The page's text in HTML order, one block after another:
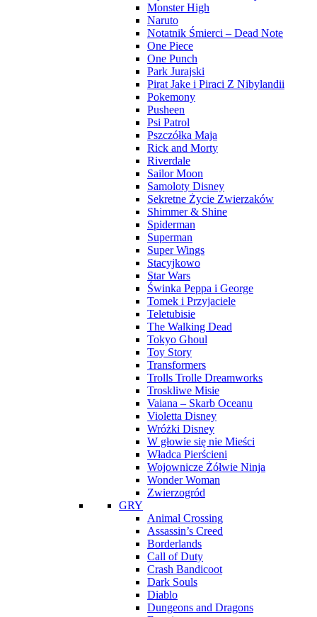
Monster High
Naruto
Notatnik Śmierci – Dead Note
One Piece
One Punch
Park Jurajski
Pirat Jake i Piraci Z Nibylandii
Pokemony
Pusheen
Psi Patrol
Pszczółka Maja
Rick and Morty
Riverdale
Sailor Moon
Samoloty Disney
Sekretne Życie Zwierzaków
Shimmer & Shine
Spiderman
Superman
Super Wings
Stacyjkowo
Star Wars
Świnka Peppa i George
Tomek i Przyjaciele
Teletubisie
The Walking Dead
Tokyo Ghoul
Toy Story
Transformers
Trolls Trolle Dreamworks
Troskliwe Misie
Vaiana – Skarb Oceanu
Violetta Disney
Wróżki Disney
W głowie się nie Mieści
Władca Pierścieni
Wojownicze Żółwie Ninja
Wonder Woman
Zwierzogród
GRY
Animal Crossing
Assassin’s Creed
Borderlands
Call of Duty
Crash Bandicoot
Dark Souls
Diablo
Dungeons and Dragons